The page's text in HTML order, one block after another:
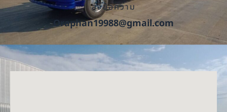
ส่งข้อความ
Oraphan19988@gmail.com